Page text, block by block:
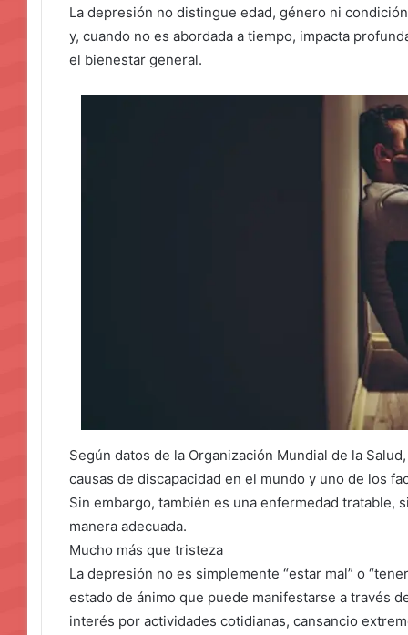
La depresión no distingue edad, género ni
y, cuando no es abordada a tiempo, impacta
el bienestar general.
Según datos de la Organización Mundial de la
causas de discapacidad en el mundo y uno de los
Sin embargo, también es una enfermedad tratable,
manera adecuada.
Mucho más que tristeza
La depresión no es simplemente “estar mal” o
estado de ánimo que puede manifestarse a través
interés por actividades cotidianas, cansancio